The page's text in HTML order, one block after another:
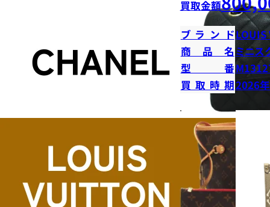
買取金額
ブランドLOUIS
商品名ミニス
型番
買取時期2026